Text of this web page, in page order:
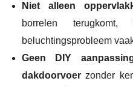
Niet alleen
borrelen
beluchtingsprobleem
Geen DIY
dakdoorvoer zonder